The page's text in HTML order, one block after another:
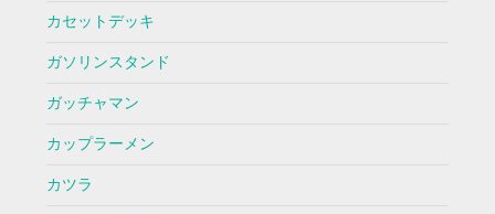
カセットデッキ
ガソリンスタンド
ガッチャマン
カップラーメン
カツラ